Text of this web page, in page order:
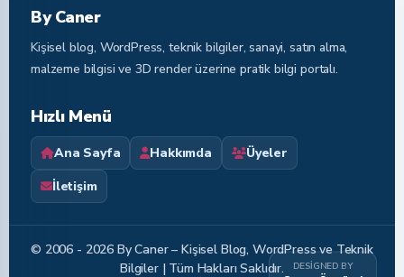
By Caner
Kişisel blog, WordPress, teknik bilgiler, sanayi, satın alma,
malzeme bilgisi ve 3D render üzerine pratik bilgi portalı.
Hızlı Menü
Ana Sayfa Hakkımda
Üyeler
İletişim
© 2006 - 2026 By Caner – Kişisel Blog, WordPress ve Teknik
Bilgiler | Tüm Hakları Saklıdır.
DESIGNED BY